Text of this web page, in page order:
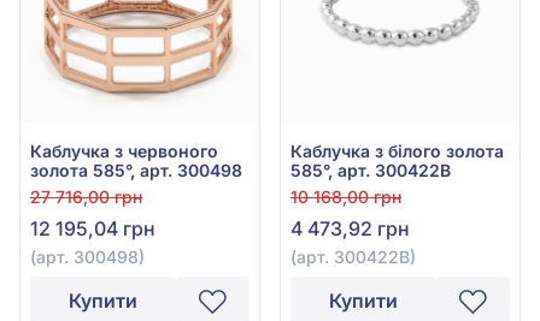
Каблучка з червоного
золота 585°, арт. 300498
27 716,00 грн
12 195,04 грн
(арт. 300498)
Купити
Каблучка з білого золота
585°, арт. 300422В
10 168,00 грн
4 473,92 грн
(арт. 300422В)
Купити